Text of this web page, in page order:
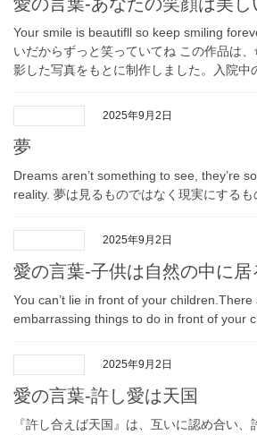
Your smile is beautifll so keep smiling
いだからずっと笑っていてね この作品は
影した写真をもとに制作しました。入院
2025年9月2日
夢
Dreams aren’t something to see, they’re
reality. 夢は見るものではなく現実にする
2025年9月2日
愛の言葉-子供は自然の中に居
You can’t lie in front of your
embarrassing things to do in front of your
2025年9月2日
愛の言葉-許し愛は天国
『許し合えば天国』は、互いに認め合い